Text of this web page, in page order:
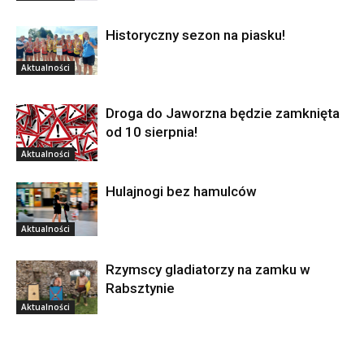
Aktualności
Historyczny sezon na piasku!
Aktualności
Droga do Jaworzna będzie zamknięta
od 10 sierpnia!
Aktualności
Hulajnogi bez hamulców
Aktualności
Rzymscy gladiatorzy na zamku w
Rabsztynie